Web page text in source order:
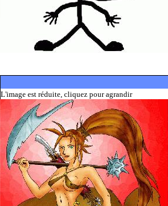
L'image est réduite, cliquez pour agrandir